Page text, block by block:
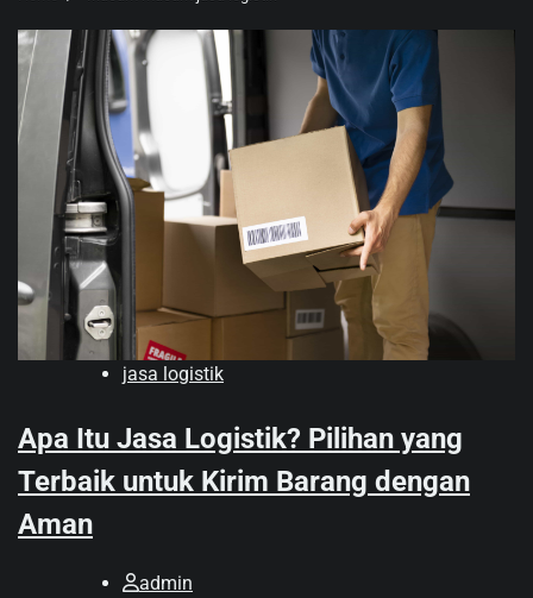
jasa logistik
Apa Itu Jasa Logistik? Pilihan yang
Terbaik untuk Kirim Barang dengan
Aman
admin